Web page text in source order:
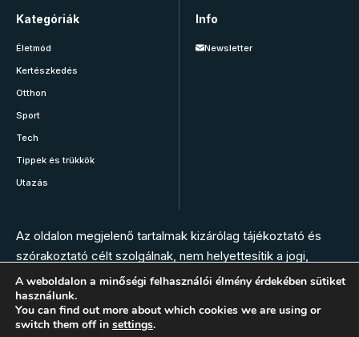
Kategóriák
Életmód
Kertészkedés
Otthon
Sport
Tech
Tippek és trükkök
Utazás
Info
Newsletter
Az oldalon megjelenő tartalmak kizárólag tájékoztató és
szórakoztató célt szolgálnak, nem helyettesítik a jogi,
orvosi, állatorvosi, gyógyszerészi vagy más szakember
tanácsát. Az oldal szerkesztésében nem vesznek részt
szakemberek. Bármilyen panasz, tünet vagy egészségügyi
A weboldalon a minőségi felhasználói élmény érdekében sütiket
használunk.
You can find out more about which cookies we are using or
switch them off in settings.